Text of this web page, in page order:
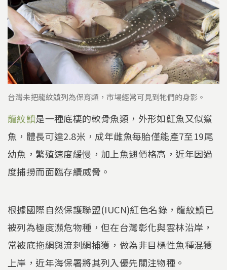
台灣未把龍紋鱝列為保育類，市場經常可見到牠們的身影。
龍紋鱝是一種底棲的軟骨魚類，外形如魟魚又似鯊
魚，體長可達2.8米，成年雌魚每胎僅能產7至19尾
幼魚，繁殖速度緩慢，加上魚翅價格高，近年因過
度捕撈而面臨存續威脅。
根據國際自然保護聯盟(IUCN)紅色名錄，龍紋鱝已
被列為極度瀕危物種，但在台灣彰化與雲林沿岸，
常被底拖網與流刺網捕獲，做為非目標性魚種混獲
上岸，近年海保署將其列入優先關注物種。